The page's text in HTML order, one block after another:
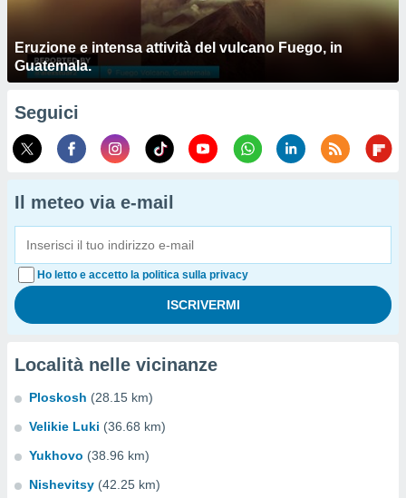
Eruzione e intensa attività del vulcano Fuego, in
Guatemala.
Seguici
Il meteo via e-mail
Ho letto e accetto la politica sulla privacy
Località nelle vicinanze
Ploskosh (28.15 km)
Velikie Luki (36.68 km)
Yukhovo (38.96 km)
Nishevitsy (42.25 km)